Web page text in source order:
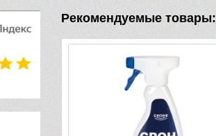
Рекомендуемые товары: